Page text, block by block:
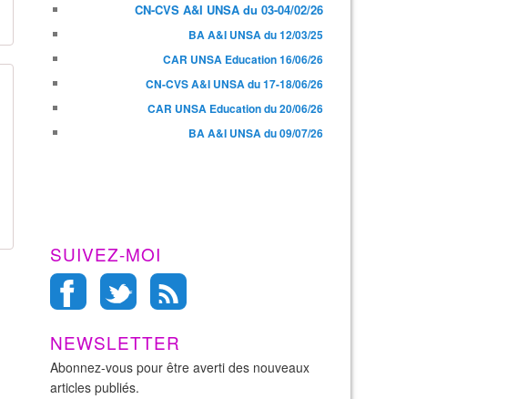
CN-CVS A&I UNSA du 03-04/02/26
BA A&I UNSA du 12/03/25
CAR UNSA Education 16/06/26
CN-CVS A&I UNSA du 17-18/06/26
CAR UNSA Education du 20/06/26
BA A&I UNSA du 09/07/26
SUIVEZ-MOI
NEWSLETTER
Abonnez-vous pour être averti des nouveaux
articles publiés.